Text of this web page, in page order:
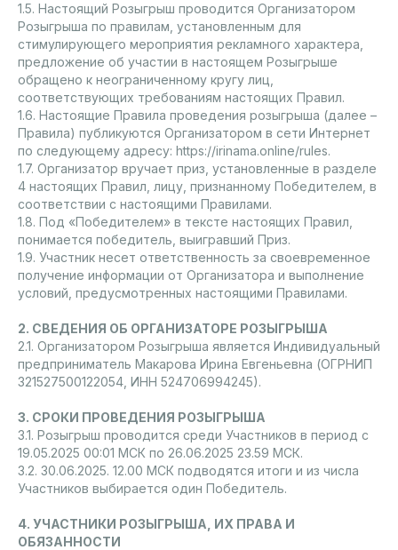
1.5. Настоящий Розыгрыш проводится Организатором
Розыгрыша по правилам, установленным для
стимулирующего мероприятия рекламного характера,
предложение об участии в настоящем Розыгрыше
обращено к неограниченному кругу лиц,
соответствующих требованиям настоящих Правил.
1.6. Настоящие Правила проведения розыгрыша (далее –
Правила) публикуются Организатором в сети Интернет
по следующему адресу: https://irinama.online/rules.
1.7. Организатор вручает приз, установленные в разделе
4 настоящих Правил, лицу, признанному Победителем, в
соответствии с настоящими Правилами.
1.8. Под «Победителем» в тексте настоящих Правил,
понимается победитель, выигравший Приз.
1.9. Участник несет ответственность за своевременное
получение информации от Организатора и выполнение
условий, предусмотренных настоящими Правилами.
2. СВЕДЕНИЯ ОБ ОРГАНИЗАТОРЕ РОЗЫГРЫША
2.1. Организатором Розыгрыша является Индивидуальный
предприниматель Макарова Ирина Евгеньевна (ОГРНИП
321527500122054, ИНН 524706994245).
3. СРОКИ ПРОВЕДЕНИЯ РОЗЫГРЫША
3.1. Розыгрыш проводится среди Участников в период с
19.05.2025 00:01 МСК по 26.06.2025 23.59 МСК.
3.2. 30.06.2025. 12.00 МСК подводятся итоги и из числа
Участников выбирается один Победитель.
4. УЧАСТНИКИ РОЗЫГРЫША, ИХ ПРАВА И
ОБЯЗАННОСТИ